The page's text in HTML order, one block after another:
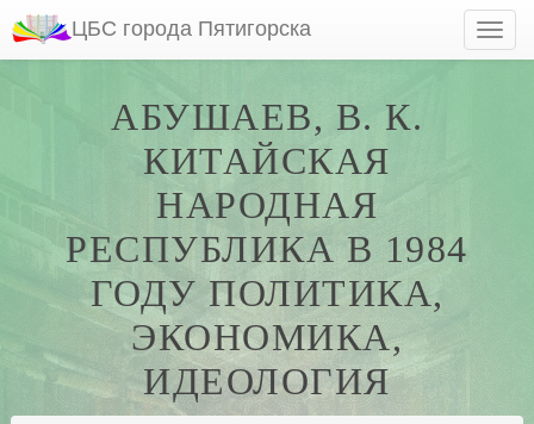
ЦБС города Пятигорска
АБУШАЕВ, В. К.
КИТАЙСКАЯ
НАРОДНАЯ
РЕСПУБЛИКА В 1984
ГОДУ ПОЛИТИКА,
ЭКОНОМИКА,
ИДЕОЛОГИЯ